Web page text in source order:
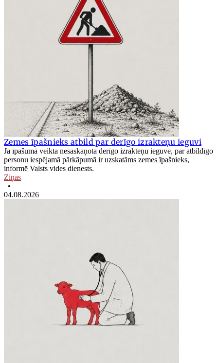
Zemes īpašnieks atbild par derīgo izrakteņu ieguvi
Ja īpašumā veikta nesaskaņota derīgo izrakteņu ieguve, par atbildīgo
personu iespējamā pārkāpumā ir uzskatāms zemes īpašnieks,
informē Valsts vides dienests.
Ziņas
•
04.08.2026